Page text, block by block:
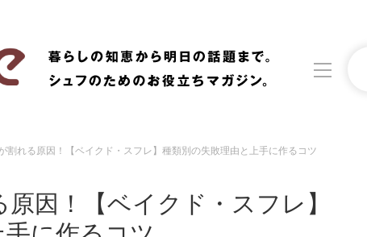
食材辞典 おすすめ
割れる原因！【ベイクド・スフレ】種類別の失敗理由と上手に作るコツ
因！【ベイクド・スフレ】